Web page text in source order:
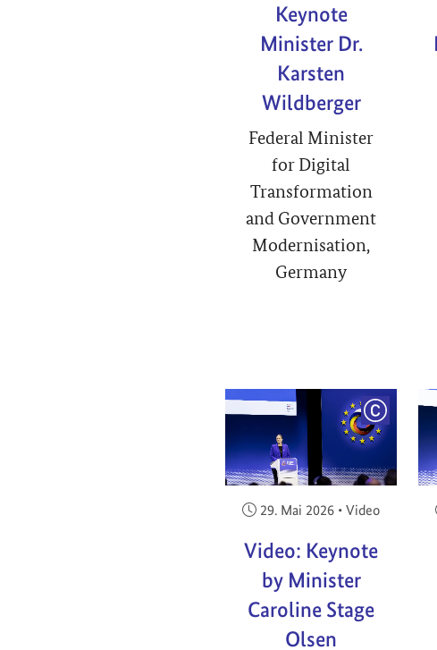
Keynote
Minister Dr.
Karsten
Wildberger
Federal Minister
for Digital
Transformation
and Government
Modernisation,
Germany
Veröffentlicht am:
29. Mai 2026 • Video
Video: Keynote
by Minister
Caroline Stage
Olsen